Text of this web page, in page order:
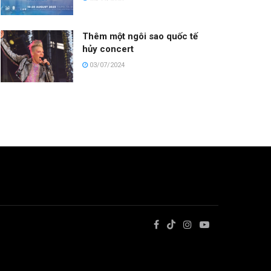
Thêm một ngôi sao quốc tế
hủy concert
03/07/2024